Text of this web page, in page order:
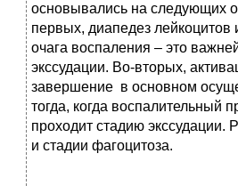
основывались на следующих
первых, диапедез лейкоцитов
очага воспаления – это
экссудации. Во-вторых,
завершение в основном
тогда, когда воспалительный
проходит стадию экссудации.
и стадии фагоцитоза.